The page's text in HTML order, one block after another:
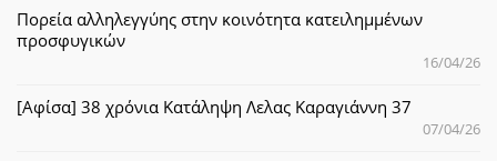
Πορεία αλληλεγγύης στην κοινότητα κατειλημμένων
προσφυγικών
16/04/26
[Αφίσα] 38 χρόνια Κατάληψη Λελας Καραγιάννη 37
07/04/26